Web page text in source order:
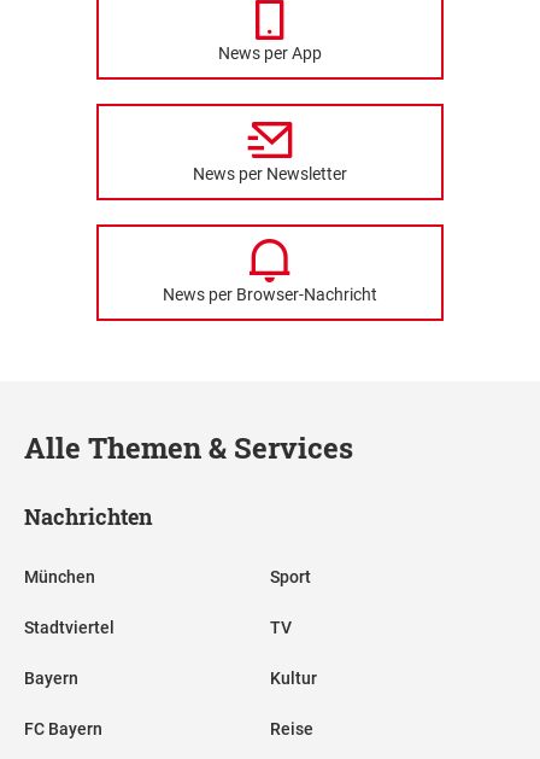
News per App
News per Newsletter
News per Browser-Nachricht
Alle Themen & Services
Nachrichten
München
Stadtviertel
Bayern
FC Bayern
Sport
TV
Kultur
Reise